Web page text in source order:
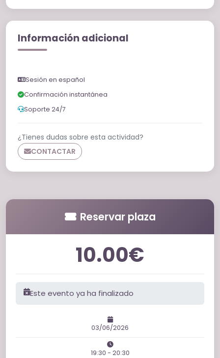
Información adicional
Sesión en español
Confirmación instantánea
Soporte 24/7
¿Tienes dudas sobre esta actividad?
CONTACTAR
Reservar plaza
10.00€
Este evento ya ha finalizado
03/06/2026
19:30 - 20:30